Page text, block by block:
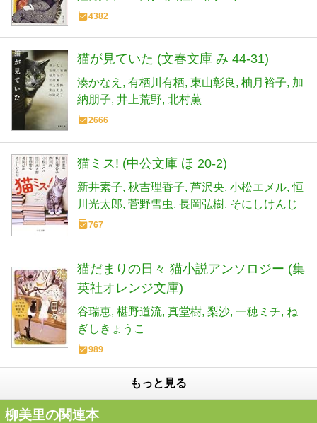
4382
猫が見ていた (文春文庫 み 44-31)
湊かなえ 有栖川有栖 東山彰良 柚月裕子 加
納朋子 井上荒野 北村薫
2666
猫ミス! (中公文庫 ほ 20-2)
新井素子 秋吉理香子 芦沢央 小松エメル 恒
川光太郎 菅野雪虫 長岡弘樹 そにしけんじ
767
猫だまりの日々 猫小説アンソロジー (集
英社オレンジ文庫)
谷瑞恵 椹野道流 真堂樹 梨沙 一穂ミチ ね
ぎしきょうこ
989
もっと見る
柳美里の関連本